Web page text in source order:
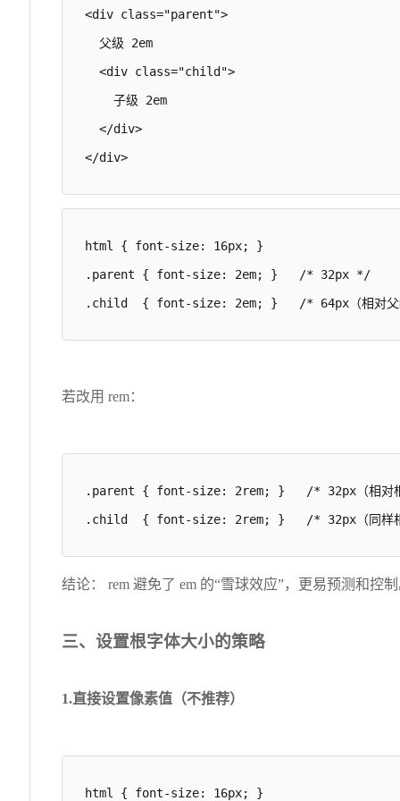
<div class="parent">
父级 2em
<div class="child">
子级 2em
</div>
</div>
html { font-size: 16px; }
.parent { font-size: 2em; }   /* 32px */
.child  { font-size: 2em; }   /* 64px（相对父
若改用 rem：
.parent { font-size: 2rem; }   /* 32px（相对
.child  { font-size: 2rem; }   /* 32px（同样
结论： rem 避免了 em 的“雪球效应”，更易预测和控制
三、设置根字体大小的策略
1.直接设置像素值（不推荐）
html { font-size: 16px; }